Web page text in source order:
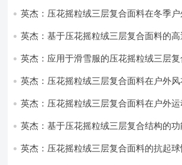
英杰：压花摇粒绒三层复合面料在冬季
英杰：基于压花摇粒绒三层复合面料的
英杰：应用于滑雪服的压花摇粒绒三层
英杰：压花摇粒绒三层复合面料在户外
英杰：压花摇粒绒三层复合面料在户外
英杰：基于压花摇粒绒三层复合结构的
英杰：压花摇粒绒三层复合面料的抗起